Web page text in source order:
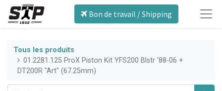
Bon de travail / Shipping
Tous les produits
01.2281.125 ProX Piston Kit YFS200 Blstr '88-06 +
DT200R "Art" (67.25mm)